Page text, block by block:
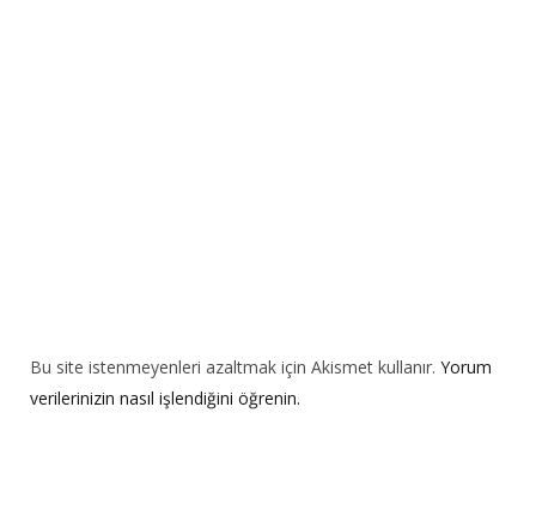
Bu site istenmeyenleri azaltmak için Akismet kullanır. Yorum
verilerinizin nasıl işlendiğini öğrenin.